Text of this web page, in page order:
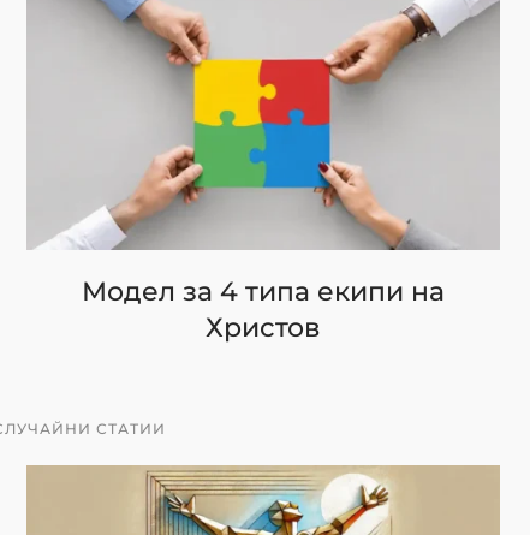
Модел за 4 типа екипи на
Христов
СТАТИИ